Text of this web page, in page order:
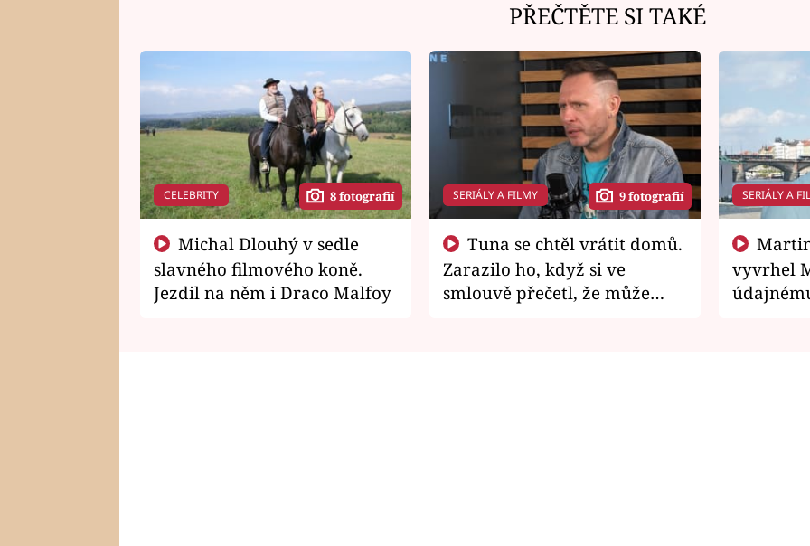
PŘEČTĚTE SI TAKÉ
CELEBRITY 8 fotografií
slavného filmového koně.
Jezdil na něm i Draco Malfoy
SERIÁLY A FILMY 9 fotografií
Zarazilo ho, když si ve
smlouvě přečetl, že může
SERIÁLY A
vyvrhel